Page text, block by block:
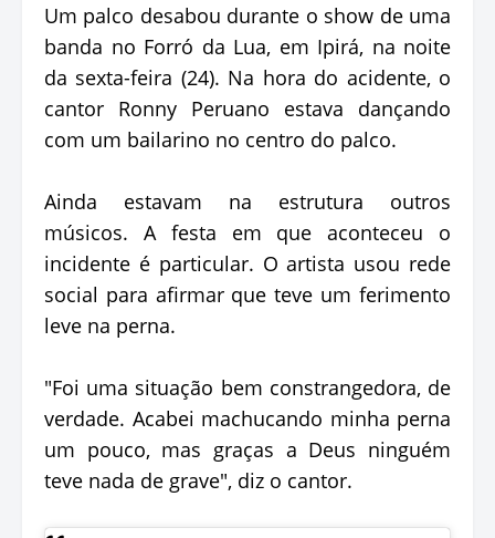
Um palco desabou durante o show de uma
banda no Forró da Lua, em Ipirá, na noite
da sexta-feira (24). Na hora do acidente, o
cantor Ronny Peruano estava dançando
com um bailarino no centro do palco.
Ainda estavam na estrutura outros
músicos. A festa em que aconteceu o
incidente é particular. O artista usou rede
social para afirmar que teve um ferimento
leve na perna.
"Foi uma situação bem constrangedora, de
verdade. Acabei machucando minha perna
um pouco, mas graças a Deus ninguém
teve nada de grave", diz o cantor.